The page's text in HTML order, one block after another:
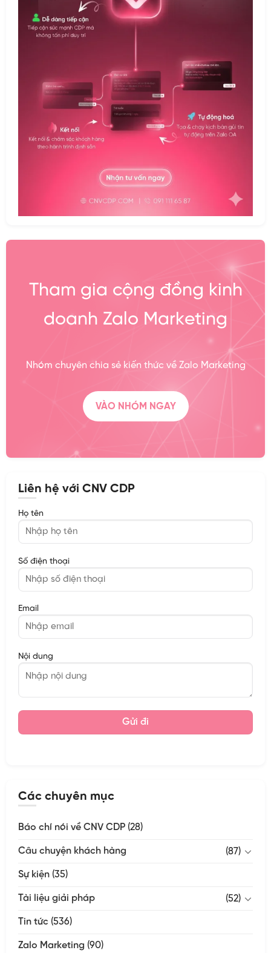
Tham gia cộng đồng kinh
doanh Zalo Marketing
Nhóm chuyên chia sẻ kiến thức về Zalo Marketing
VÀO NHÓM NGAY
Liên hệ với CNV CDP
Họ tên
Số điện thoại
Email
Nội dung
Các chuyên mục
Báo chí nói về CNV CDP(28)
Câu chuyện khách hàng (87)
Sự kiện(35)
Tài liệu giải pháp (52)
Tin tức (536)
Zalo Marketing (90)